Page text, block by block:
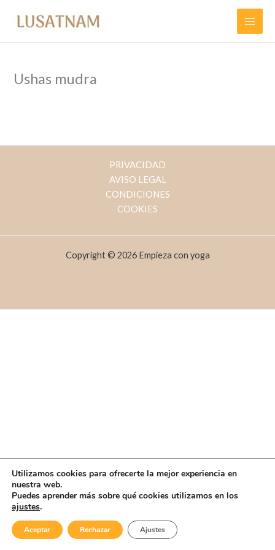
Ushas mudra
PRIVACIDAD
AVISO LEGAL
CONDICIONES
COOKIES
Copyright © 2026 Empieza con yoga
Utilizamos cookies para ofrecerte la mejor experiencia en
nuestra web.
Puedes aprender más sobre qué cookies utilizamos en los
ajustes.
Aceptar Rechazar Ajustes